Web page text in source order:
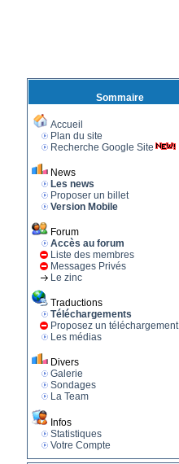
Sommaire
Accueil
Plan du site
Recherche Google Site
News
Les news
Proposer un billet
Version Mobile
Forum
Accès au forum
Liste des membres
Messages Privés
Le zinc
Traductions
Téléchargements
Proposez un téléchargement
Les médias
Divers
Galerie
Sondages
La Team
Infos
Statistiques
Votre Compte